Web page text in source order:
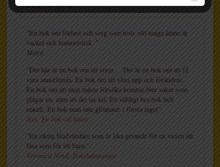
RECENSIONER
”En bok om förlust och sorg som trots sitt tunga ämne är
vacker och humoristisk. ”
Metro
”Det här är en bok om att sörja ... Det är en bok om att få
vara annorlunda. En bok om att växa upp och förändras.
En bok om att man måste försöka komma över saker som
plågar en, men att det tar tid. En väldigt bra bok helt
enkelt. En bok man inte glömmer i första taget”
Åsa, En bok vid havet
”En riktig bladvändare som är lika givande för en vuxen att
läsa som för ett barn.”
Veronica Nord, Bokslukarungar